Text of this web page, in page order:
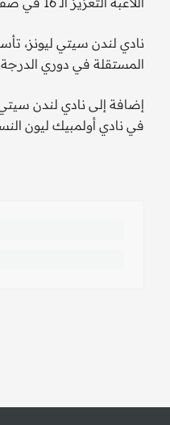
المستقلة في دوري الدرجة
إضافة إلى نادي لندن
في نادي أولمبيك ليون